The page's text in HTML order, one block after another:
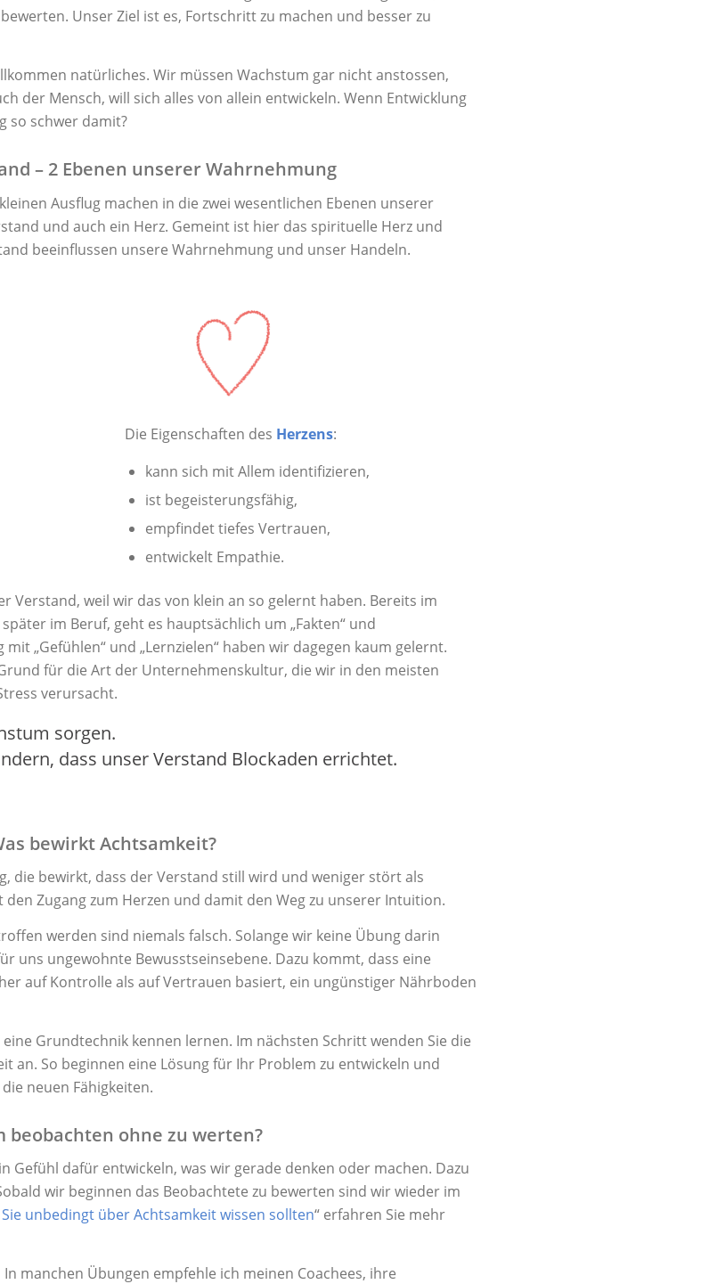
Unser Ziel ist es, Fortschritt zu machen und besser zu
natürliches. Wir müssen Wachstum gar nicht anstossen,
der Mensch, will sich alles von allein entwickeln. Wenn Entwicklung
so schwer damit?
– 2 Ebenen unserer Wahrnehmung
Ausflug machen in die zwei wesentlichen Ebenen unserer
und auch ein Herz. Gemeint ist hier das spirituelle Herz und
beeinflussen unsere Wahrnehmung und unser Handeln.
Die Eigenschaften des Herzens:
kann sich mit Allem identifizieren,
ist begeisterungsfähig,
empfindet tiefes Vertrauen,
entwickelt Empathie.
Verstand, weil wir das von klein an so gelernt haben. Bereits im
im Beruf, geht es hauptsächlich um „Fakten“ und
„Gefühlen“ und „Lernzielen“ haben wir dagegen kaum gelernt.
für die Art der Unternehmenskultur, die wir in den meisten
verursacht.
sorgen.
dass unser Verstand Blockaden errichtet.
bewirkt Achtsamkeit?
die bewirkt, dass der Verstand still wird und weniger stört als
Zugang zum Herzen und damit den Weg zu unserer Intuition.
werden sind niemals falsch. Solange wir keine Übung darin
uns ungewohnte Bewusstseinsebene. Dazu kommt, dass eine
auf Kontrolle als auf Vertrauen basiert, ein ungünstiger Nährboden
Grundtechnik kennen lernen. Im nächsten Schritt wenden Sie die
an. So beginnen eine Lösung für Ihr Problem zu entwickeln und
neuen Fähigkeiten.
beobachten ohne zu werten?
Gefühl dafür entwickeln, was wir gerade denken oder machen. Dazu
wir beginnen das Beobachtete zu bewerten sind wir wieder im
unbedingt über Achtsamkeit wissen sollten“ erfahren Sie mehr
In manchen Übungen empfehle ich meinen Coachees, ihre